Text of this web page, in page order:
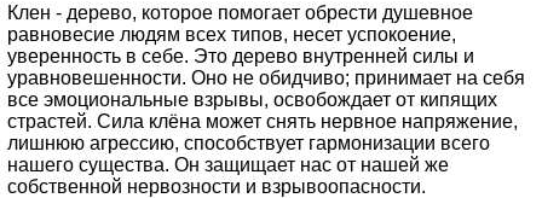
Клен - дерево, которое помогает обрести душевное
равновесие людям всех типов, несет успокоение,
уверенность в себе. Это дерево внутренней силы и
уравновешенности. Оно не обидчиво; принимает на себя
все эмоциональные взрывы, освобождает от кипящих
страстей. Сила клёна может снять нервное напряжение,
лишнюю агрессию, способствует гармонизации всего
нашего существа. Он защищает нас от нашей же
собственной нервозности и взрывоопасности.